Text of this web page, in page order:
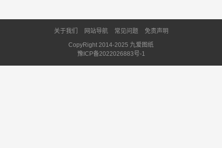
关于我们 网站导航 常见问题
免责声明
CopyRight 2014-2025 九爱图纸
豫ICP备2022026883号-1